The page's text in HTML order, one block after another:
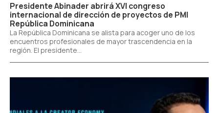
Presidente Abinader abrirá XVI congreso
internacional de dirección de proyectos de PMI
República Dominicana
La República Dominicana se alista para acoger uno de los
encuentros profesionales de mayor trascendencia en la
región. El presidente...